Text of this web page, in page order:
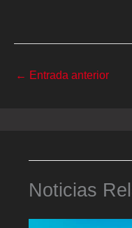
← Entrada anterior
Noticias